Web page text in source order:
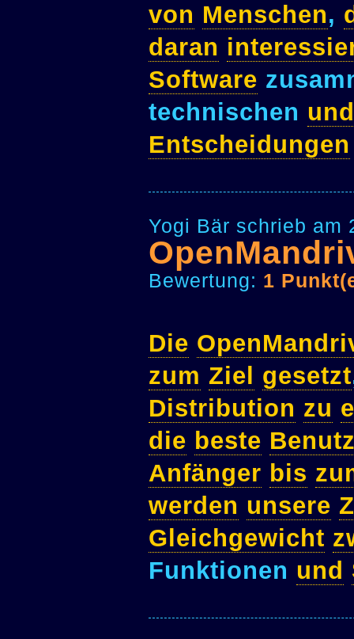
von Menschen,
daran
Software
technischen und
Entscheidungen
Yogi Bär schrieb am
Bewertung: 1
Die
zum Ziel gesetzt
Distribution zu
die beste
Anfänger bis
werden unsere
Gleichgewicht
Funktionen und